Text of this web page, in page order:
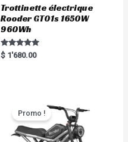
Trottinette électrique
Rooder GT01s 1650W
960Wh
Rated
5.00
$ 1'680.00
Promo !